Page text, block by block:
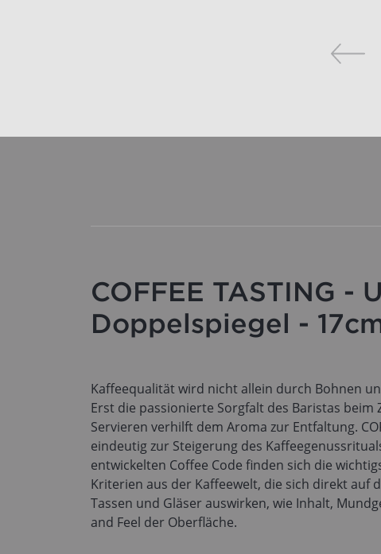
COFFEE TASTING -
Doppelspiegel -
Kaffeequalität wird nicht allein durch Bohnen
Erst die passionierte Sorgfalt des Baristas beim
Servieren verhilft dem Aroma zur Entfaltung.
eindeutig zur Steigerung des
entwickelten Coffee Code finden sich die
Kriterien aus der Kaffeewelt, die sich direkt auf
Tassen und Gläser auswirken, wie Inhalt,
and Feel der Oberfläche.